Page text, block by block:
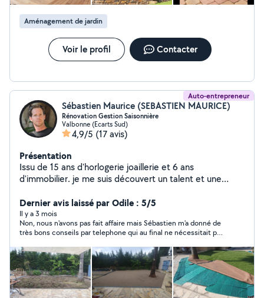
Aménagement de jardin
Voir le profil Contacter
Auto-entrepreneur
Sébastien Maurice (SEBASTIEN MAURICE)
Rénovation Gestion Saisonnière
Valbonne (Ecarts Sud)
4,9/5 (17 avis)
Présentation
Issu de 15 ans d'horlogerie joaillerie et 6 ans
d'immobilier. je me suis découvert un talent et une
mise en vente et la location saisonnière. j'ai donc créer
mon service de Rénovation, Vente et Gestion
Saisonnière, pour toutes les personnes, qui souhaitent
préserver leur patrimoine et en dégager des bénéfices
Contact 7.68.69.66.39
Dernier avis laissé par Odile : 5/5
Il y a 3 mois
Non, nous n'avons pas fait affaire mais Sébastien m'a donné de
très bons conseils par telephone qui au final ne nécessitait pas
honnête et ne cherche pas à intervenir absolument chez
quelqu'un si cela n'est pas vraiment utile. Et de plus il est très
agréable. Sympathique.